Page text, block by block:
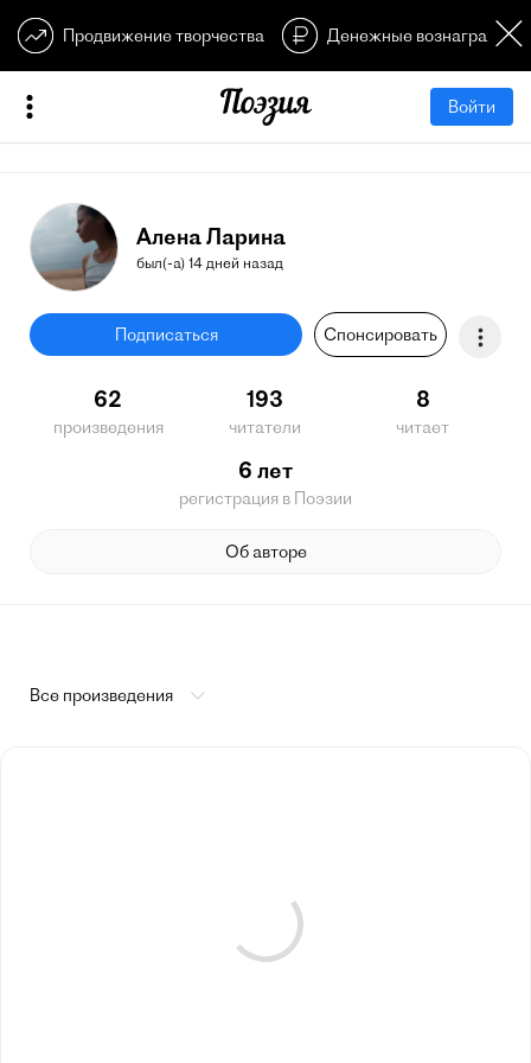
Продвижение творчества Денежные
Войти
Алена Ларина
был(-а) 14 дней назад
Подписаться Спонсировать
62
произведения
193
читатели
8
читает
6 лет
регистрация в Поэзии
Об авторе
Все произведения